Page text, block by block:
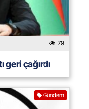
79
geri çağırdı
Gündəm